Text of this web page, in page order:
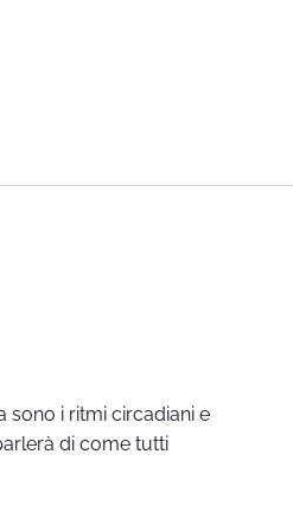
sono i ritmi circadiani e
di come tutti